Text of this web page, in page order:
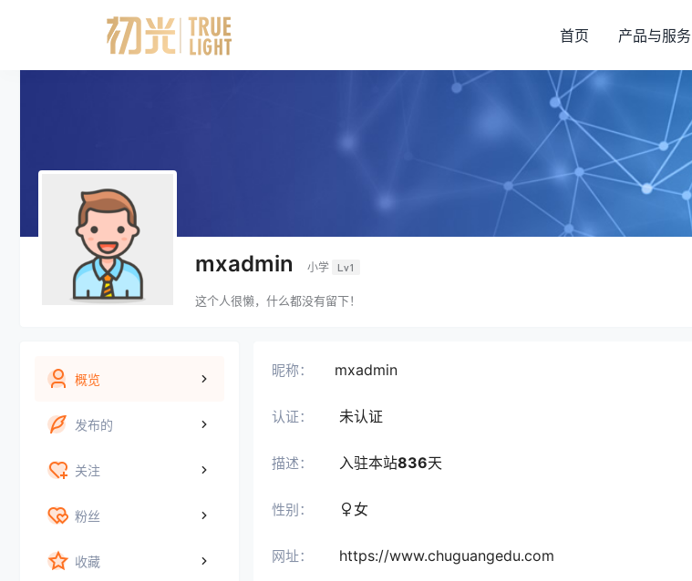
首页 产品与服务
mxadmin 小学 Lv1
这个人很懒，什么都没有留下！
概览
发布的
关注
粉丝
收藏
昵称： mxadmin
认证： 未认证
描述： 入驻本站836天
性别： 女
网址： https://www.chuguangedu.com